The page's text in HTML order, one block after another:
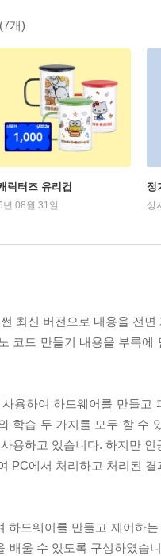
(7개)
릭터즈 유리컵
08월 31일
정
상
최신 버전으로 내용을 전
코드 만들기 내용을 부록
용하여 하드웨어를 만들
학습 두 가지를 모두 할 수
용하고 있습니다. 하지만
PC에서 처리하고 처리된
하드웨어를 만들고 제어하
배울 수 있도록 구성하였습